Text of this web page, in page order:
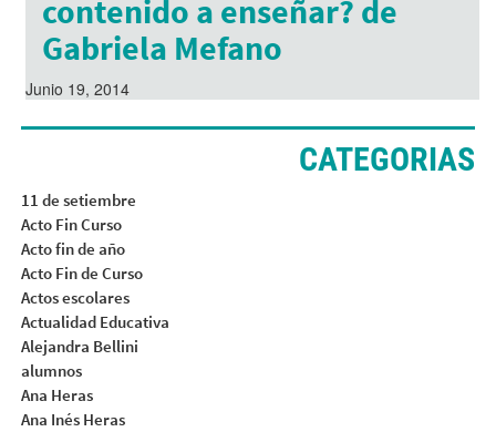
contenido a enseñar? de
Gabriela Mefano
Junio 19, 2014
CATEGORIAS
11 de setiembre
Acto Fin Curso
Acto fin de año
Acto Fin de Curso
Actos escolares
Actualidad Educativa
Alejandra Bellini
alumnos
Ana Heras
Ana Inés Heras